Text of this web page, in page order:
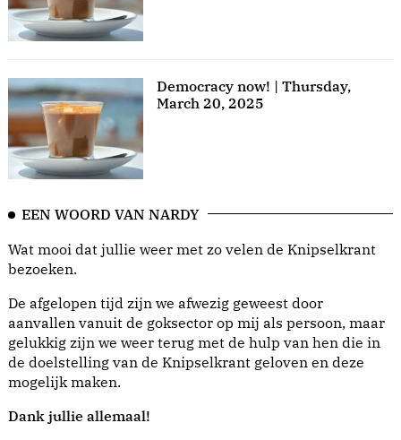
Democracy now! | Thursday,
March 20, 2025
EEN WOORD VAN NARDY
Wat mooi dat jullie weer met zo velen de Knipselkrant
bezoeken.
De afgelopen tijd zijn we afwezig geweest door
aanvallen vanuit de goksector op mij als persoon, maar
gelukkig zijn we weer terug met de hulp van hen die in
de doelstelling van de Knipselkrant geloven en deze
mogelijk maken.
Dank jullie allemaal!